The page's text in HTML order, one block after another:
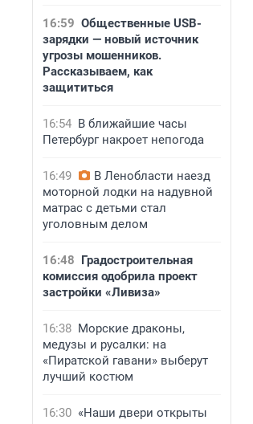
16:59 Общественные USB-
зарядки — новый источник
угрозы мошенников.
Рассказываем, как
защититься
16:54 В ближайшие часы
Петербург накроет непогода
16:49
В Ленобласти наезд
моторной лодки на надувной
матрас с детьми стал
уголовным делом
16:48 Градостроительная
комиссия одобрила проект
застройки «Ливиза»
16:38 Морские драконы,
медузы и русалки: на
«Пиратской гавани» выберут
лучший костюм
16:30 «Наши двери открыты